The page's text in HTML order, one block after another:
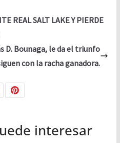
REAL SALT LAKE Y PIERDE
D. Bounaga, le da el triunfo
con la racha ganadora.
interesar